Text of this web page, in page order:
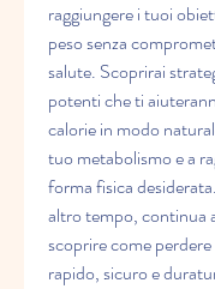
raggiungere i tuoi
peso senza
salute. Scoprirai
potenti che ti
calorie in modo
tuo metabolismo e a
forma fisica
altro tempo, continua
scoprire come
rapido, sicuro e